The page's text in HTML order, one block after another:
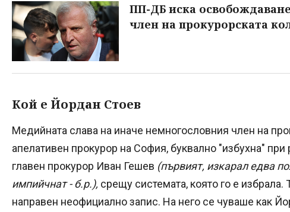
ПП-ДБ иска
член на прокурорската
Кой е Йордан Стоев
Медийната слава на иначе немногословния член на
апелативен прокурор на София, буквално "избухна"
главен прокурор Иван Гешев (първият, изкарал едва
импийчнат - б.р.), срещу системата, която го е избрала.
направен неофициално запис. На него се чуваше как